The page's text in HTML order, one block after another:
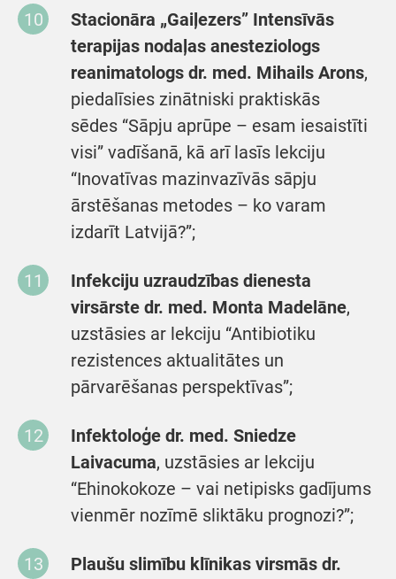
Stacionāra „Gaiļezers” Intensīvās
terapijas nodaļas anesteziologs
reanimatologs dr. med. Mihails Arons,
piedalīsies zinātniski praktiskās
sēdes “Sāpju aprūpe – esam iesaistīti
visi” vadīšanā, kā arī lasīs lekciju
“Inovatīvas mazinvazīvās sāpju
ārstēšanas metodes – ko varam
izdarīt Latvijā?”;
Infekciju uzraudzības dienesta
virsārste dr. med. Monta Madelāne,
uzstāsies ar lekciju “Antibiotiku
rezistences aktualitātes un
pārvarēšanas perspektīvas”;
Infektoloģe dr. med. Sniedze
Laivacuma, uzstāsies ar lekciju
“Ehinokokoze – vai netipisks gadījums
vienmēr nozīmē sliktāku prognozi?”;
Plaušu slimību klīnikas virsmās dr.